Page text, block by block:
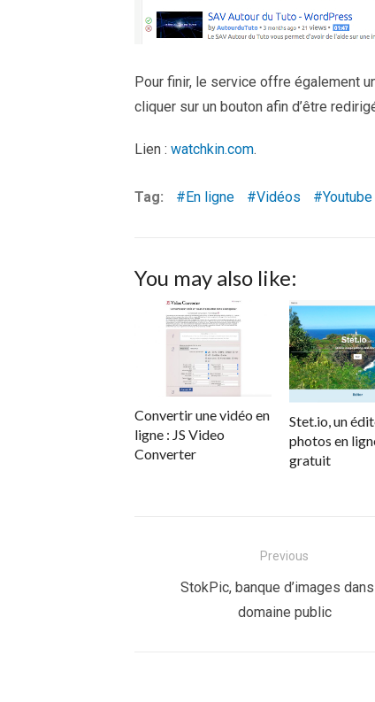
Pour finir, le service offre également
cliquer sur un bouton afin d’être
Lien : watchkin.com.
Tag: En ligne Vidéos Youtube
You may also like:
Convertir une vidéo en
ligne : JS Video
Converter
Stet.io, un
photos en
gratuit
Previous
Previous
StokPic, banque d’images
domaine public